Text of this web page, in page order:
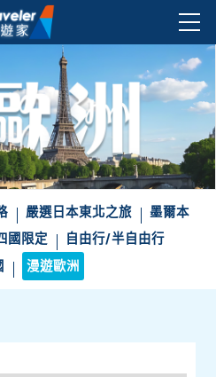
嚴選日本東北之旅
墨爾本
國限定
自由行/半自由行
漫遊歐洲